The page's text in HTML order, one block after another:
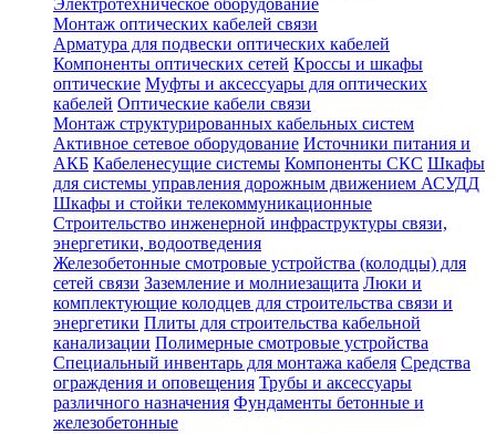
Монтаж оптических кабелей связи
Арматура для подвески оптических кабелей
Компоненты оптических сетей Кроссы и шкафы
оптические Муфты и аксессуары для оптических
кабелей Оптические кабели связи
Монтаж структурированных кабельных систем
Активное сетевое оборудование Источники питания и
АКБ Кабеленесущие системы Компоненты СКС Шкафы
для системы управления дорожным движением АСУДД
Шкафы и стойки телекоммуникационные
Строительство инженерной инфраструктуры связи,
энергетики, водоотведения
Железобетонные смотровые устройства (колодцы) для
сетей связи Заземление и молниезащита Люки и
комплектующие колодцев для строительства связи и
энергетики Плиты для строительства кабельной
канализации Полимерные смотровые устройства
Специальный инвентарь для монтажа кабеля Средства
ограждения и оповещения Трубы и аксессуары
различного назначения Фундаменты бетонные и
железобетонные